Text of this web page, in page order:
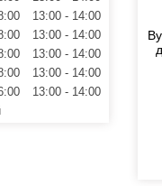
13:00
14:00
13:00
14:00
13:00
14:00
13:00
14:00
13:00
14:00